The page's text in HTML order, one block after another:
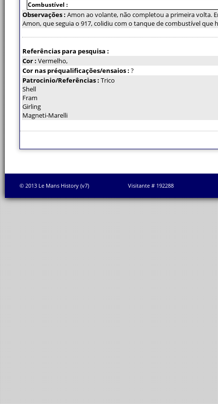
Combustível :
Observações : Amon ao volante, não completou a primeira volta.
Amon, que seguia o 917, colidiu com o tanque de combustível que
Referências para pesquisa :
Cor : Vermelho,
Cor nas préqualificações/ensaios : ?
Patrocinio/Referências : Trico
Shell
Fram
Girling
Magneti-Marelli
© 2013 Le Mans History (v7) Visitante # 192288